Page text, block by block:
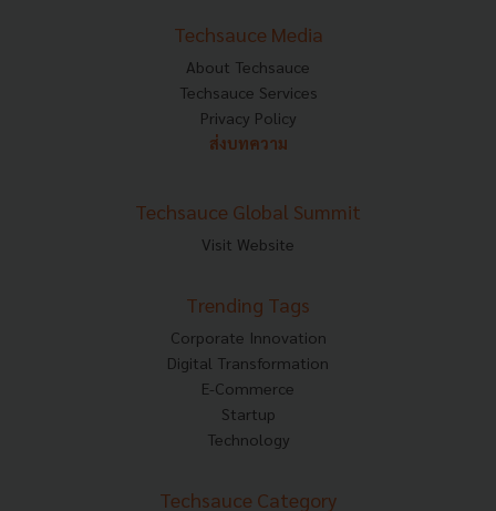
Techsauce Media
About Techsauce
Techsauce Services
Privacy Policy
ส่งบทความ
Techsauce Global Summit
Visit Website
Trending Tags
Corporate Innovation
Digital Transformation
E-Commerce
Startup
Technology
Techsauce Category